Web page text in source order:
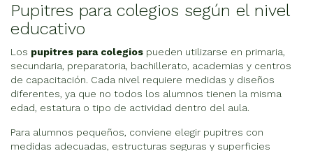
Pupitres para colegios según el nivel
educativo
Los pupitres para colegios pueden utilizarse en primaria,
secundaria, preparatoria, bachillerato, academias y centros
de capacitación. Cada nivel requiere medidas y diseños
diferentes, ya que no todos los alumnos tienen la misma
edad, estatura o tipo de actividad dentro del aula.
Para alumnos pequeños, conviene elegir pupitres con
medidas adecuadas, estructuras seguras y superficies